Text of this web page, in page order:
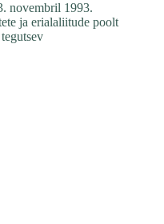
novembril 1993.
ja erialaliitude poolt